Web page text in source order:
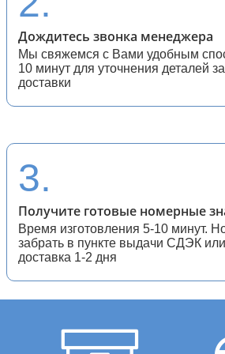
Дождитесь звонка менеджера
Мы свяжемся с Вами удобным
10 минут для уточнения деталей
доставки
3.
Получите готовые номерные
Время изготовления 5-10 минут.
забрать в пункте выдачи СДЭК
доставка 1-2 дня